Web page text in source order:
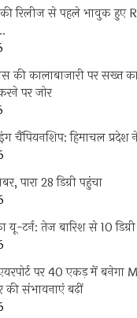
रिलीज से पहले भावुक हुए
की कालाबाजारी पर सख्त
पर जोर
हिमाचल प्रदेश
पारा 28 डिग्री पहुंचा
यू-टर्न: तेज बारिश से 10
पर 40 एकड़ में
की संभावनाएं बढ़ीं